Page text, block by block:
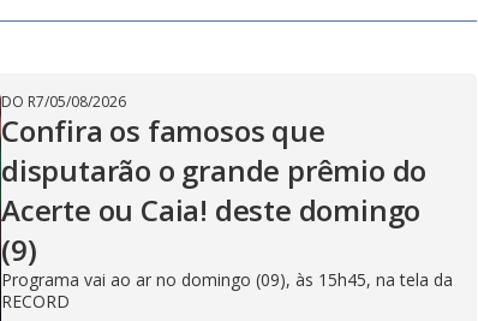
DO R7/05/08/2026
Confira os famosos que
disputarão o grande prêmio do
Acerte ou Caia! deste domingo
(9)
Programa vai ao ar no domingo (09), às 15h45, na tela da
RECORD